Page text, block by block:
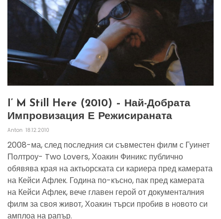
I’ M Still Here (2010) – Най-Добрата
Импровизация Е Режисираната
Anton 18.12.2010
2008-ма, след последния си съвместен филм с Гуинет
Полтроу- Two Lovers, Хоакин Финикс публично
обявява края на актьорската си кариера пред камерата
на Кейси Афлек. Година по-късно, пак пред камерата
на Кейси Афлек, вече главен герой от документалния
филм за своя живот, Хоакин търси пробив в новото си
амплоа на рапър.